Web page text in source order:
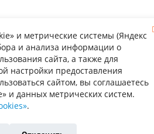
Информация
Каталог мебели
О нас
и метрические системы (Яндекс
и анализа информации о
сайта, а также для
настройки предоставления
сайтом, вы соглашаетесь
и данных метрических систем.
.